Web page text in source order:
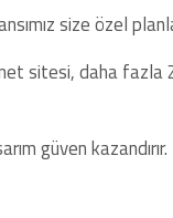
size özel
sitesi, daha fazla
güven kazandırır.